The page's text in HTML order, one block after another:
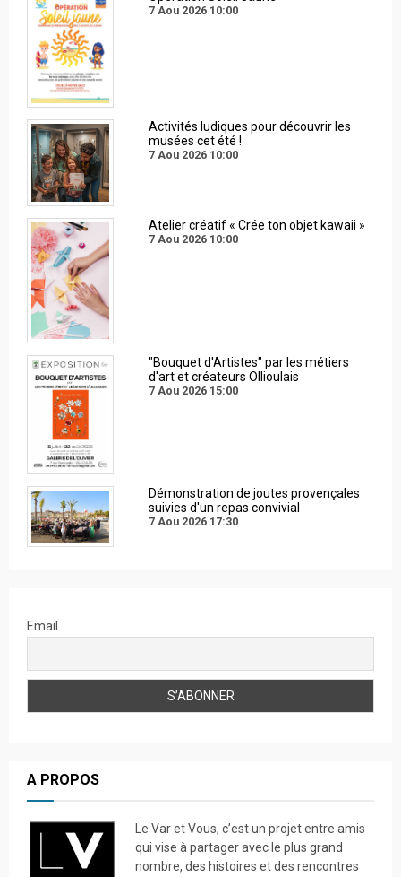
7 Aou 2026 10:00
Activités ludiques pour découvrir les
musées cet été !
7 Aou 2026 10:00
Atelier créatif « Crée ton objet kawaii »
7 Aou 2026 10:00
"Bouquet d'Artistes" par les métiers
d'art et créateurs Ollioulais
7 Aou 2026 15:00
Démonstration de joutes provençales
suivies d'un repas convivial
7 Aou 2026 17:30
Email
A PROPOS
Le Var et Vous, c’est un projet entre amis
qui vise à partager avec le plus grand
nombre, des histoires et des rencontres